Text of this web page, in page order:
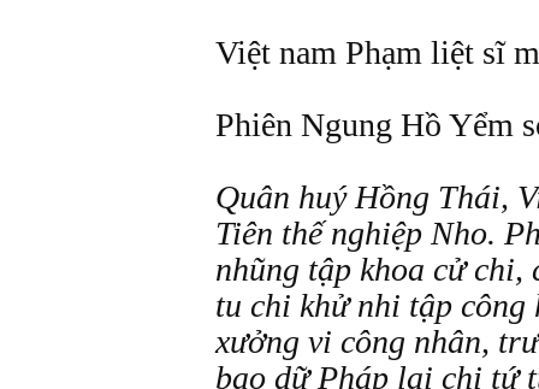
Việt nam Phạm liệt sĩ
Phiên Ngung Hồ Yểm
Quân huý Hồng Thái,
Tiên thế nghiệp Nho.
nhũng tập khoa cử chi,
tu chi khử nhi tập công
xưởng vi công nhân,
bạo dữ Pháp lại chi tứ